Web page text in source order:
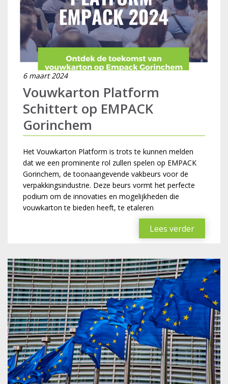
6 maart 2024
Vouwkarton Platform
Schittert op EMPACK
Gorinchem
Het Vouwkarton Platform is trots te kunnen melden
dat we een prominente rol zullen spelen op EMPACK
Gorinchem, de toonaangevende vakbeurs voor de
verpakkingsindustrie. Deze beurs vormt het perfecte
podium om de innovaties en mogelijkheden die
vouwkarton te bieden heeft, te etaleren
Lees verder